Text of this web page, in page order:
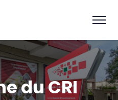
du CRI